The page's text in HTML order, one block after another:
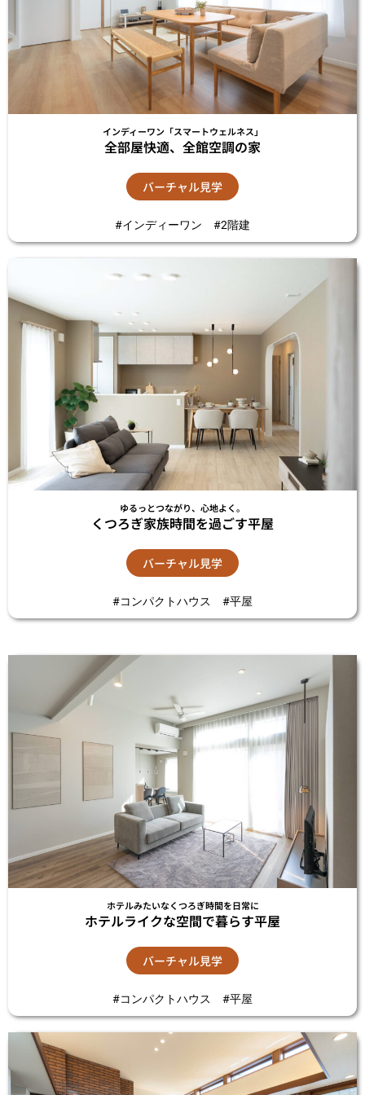
インディーワン「スマートウェルネス」
全部屋快適、全館空調の家
バーチャル見学
#インディーワン #2階建
ゆるっとつながり、心地よく。
くつろぎ家族時間を過ごす平屋
バーチャル見学
#コンパクトハウス #平屋
ホテルみたいなくつろぎ時間を日常に
ホテルライクな空間で暮らす平屋
バーチャル見学
#コンパクトハウス #平屋